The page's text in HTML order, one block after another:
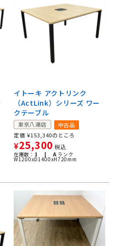
イトーキ アクトリンク
（ActLink）シリーズ ワー
クテーブル
東京八潮店
中古品
定価 ¥153,340のところ
¥25,300 税込
在庫数： 1 | A ランク
W1200xD1400xH720mm